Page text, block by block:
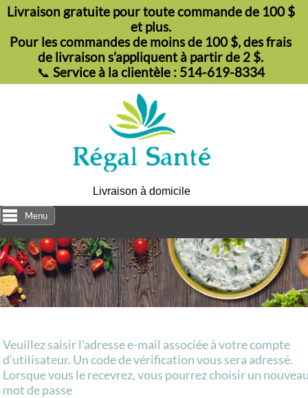
Livraison gratuite pour toute commande de 100 $
et plus.
Pour les commandes de moins de 100 $, des frais
de livraison s’appliquent à partir de 2 $.
📞 Service à la clientèle : 514-619-8334
Livraison à domicile
Menu
Veuillez saisir l'adresse e-mail associée à votre compte
d'utilisateur. Un code de vérification vous sera adressé.
Lorsque vous le recevrez, vous pourrez choisir un
mot de passe